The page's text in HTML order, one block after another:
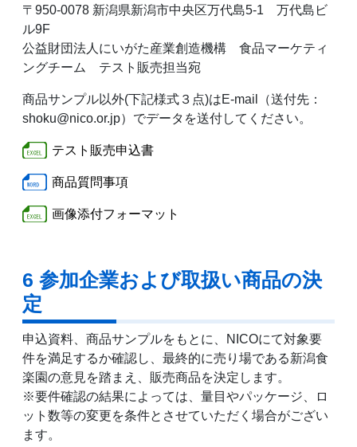
〒950-0078 新潟県新潟市中央区万代島5-1 万代島ビ
ル9F
公益財団法人にいがた産業創造機構 食品マーケティ
ングチーム テスト販売担当宛
商品サンプル以外(下記様式３点)はE-mail（送付先：
shoku@nico.or.jp）でデータを送付してください。
テスト販売申込書
商品質問事項
画像添付フォーマット
6 参加企業および取扱い商品の決
定
申込資料、商品サンプルをもとに、NICOにて対象要
件を満足するか確認し、最終的に売り場である新潟食
楽園の意見を踏まえ、販売商品を決定します。
※要件確認の結果によっては、量目やパッケージ、ロ
ット数等の変更を条件とさせていただく場合がござい
ます。